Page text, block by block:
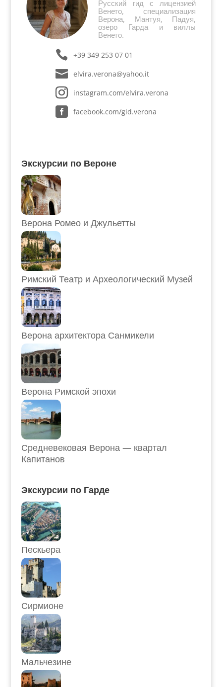
Русский гид с лицензией
Венето, специализация
Верона, Мантуя, Падуя,
озеро Гарда и виллы
Венето.
+39 349 253 07 01
elvira.verona@yahoo.it
instagram.com/elvira.verona
facebook.com/gid.verona
Экскурсии по Вероне
Верона Ромео и Джульетты
Римский Театр и Археологический Музей
Верона архитектора Санмикели
Верона Римской эпохи
Средневековая Верона — квартал
Капитанов
Экскурсии по Гарде
Пескьера
Сирмионе
Мальчезине